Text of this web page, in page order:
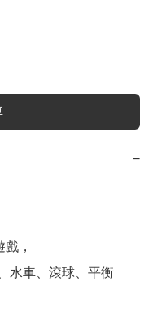
−
，
水車、滾球、平衡